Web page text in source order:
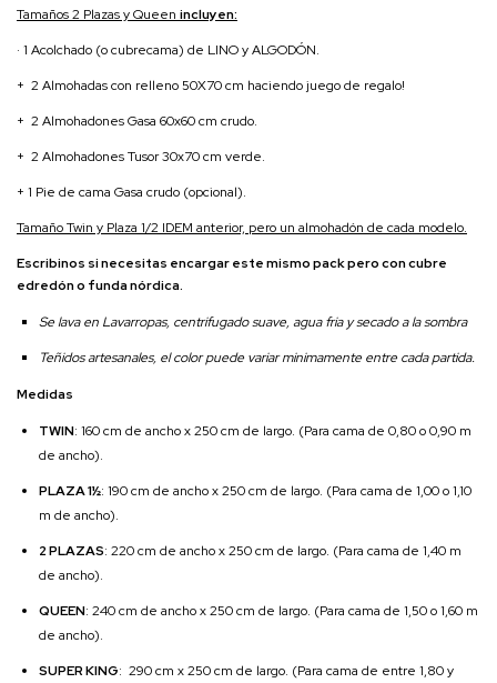
Tamaños 2 Plazas y Queen incluyen:
· 1 Acolchado (o cubrecama) de LINO y ALGODÓN.
+ 2 Almohadas con relleno 50X70 cm haciendo juego de regalo!
+ 2 Almohadones Gasa 60x60 cm crudo.
+ 2 Almohadones Tusor 30x70 cm verde.
+ 1 Pie de cama Gasa crudo (opcional).
Tamaño Twin y Plaza 1/2 IDEM anterior, pero un almohadón de cada modelo.
Escribinos si necesitas encargar este mismo pack pero con cubre
edredón o funda nórdica.
Se lava en Lavarropas, centrifugado suave, agua fria y secado a la sombra
Teñidos artesanales, el color puede variar minimamente entre cada partida.
Medidas
TWIN: 160 cm de ancho x 250 cm de largo. (Para cama de 0,80 o 0,90 m
de ancho).
PLAZA 1½: 190 cm de ancho x 250 cm de largo. (Para cama de 1,00 o 1,10
m de ancho).
2 PLAZAS: 220 cm de ancho x 250 cm de largo. (Para cama de 1,40 m
de ancho).
QUEEN: 240 cm de ancho x 250 cm de largo. (Para cama de 1,50 o 1,60 m
de ancho).
SUPER KING: 290 cm x 250 cm de largo. (Para cama de entre 1,80 y